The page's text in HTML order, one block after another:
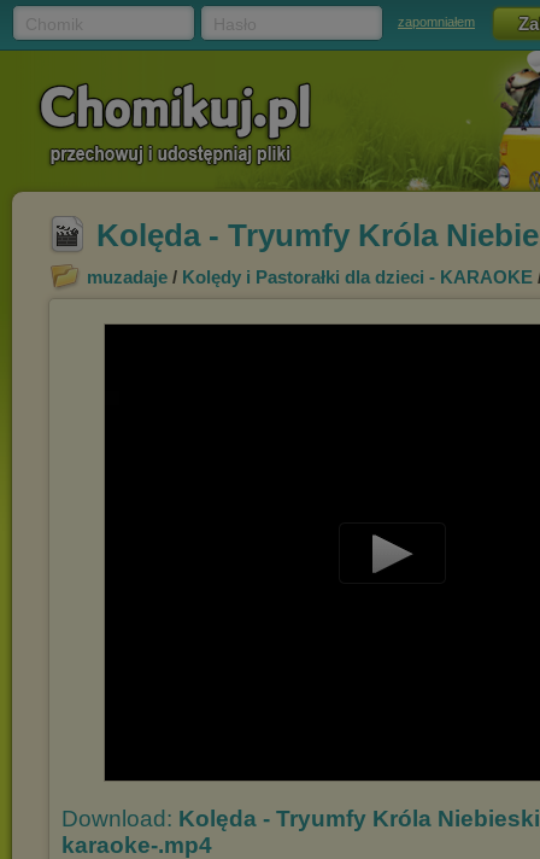
zapomniałem
Kolęda - Tryumfy Króla
muzadaje / Kolędy i Pastorałki dla dzieci - KARAOKE
Download: Kolęda - Tryumfy Króla
karaoke-.mp4